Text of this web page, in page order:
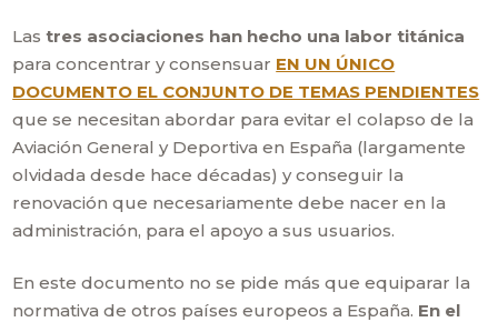
Lastres asociaciones han hecho una labor titánica
para concentrar y consensuar EN UN ÚNICO
DOCUMENTO EL CONJUNTO DE TEMAS PENDIENTES
que se necesitan abordar para evitar el colapso de la
Aviación General y Deportiva en España (largamente
olvidada desde hace décadas) y conseguir la
renovación que necesariamente debe nacer en la
administración, para el apoyo a sus usuarios.
En este documento no se pide más que equiparar la
normativa de otros países europeos a España. En el